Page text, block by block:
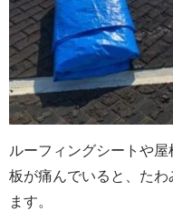
ルーフィングシートや
板が痛んでいると、た
ます。